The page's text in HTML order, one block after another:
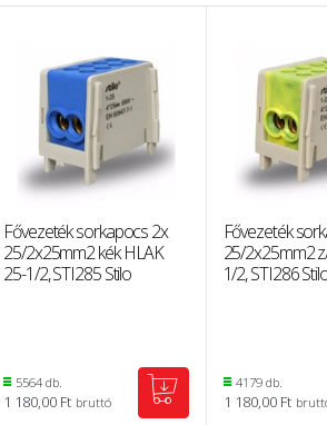
Fővezeték sorkapocs 2x
25/2x25mm2 kék HLAK
25-1/2, STI285 Stilo
5564 db.
1 180,00 Ft bruttó
Fővezeték
25/2x25mm2
1/2, STI286
4179 db.
1 180,00 Ft